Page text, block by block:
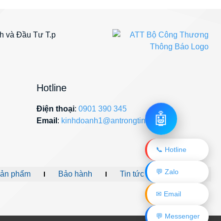
và Đầu Tư T.p
Hotline
Điện thoại: 0901 390 345
Email : kinhdoanh1@antrongtin.com
phẩm Bảo hành Tin tức Liên hệ
🤖
📞 Hotline
💬 Zalo
✉ Email
💬 Messenger